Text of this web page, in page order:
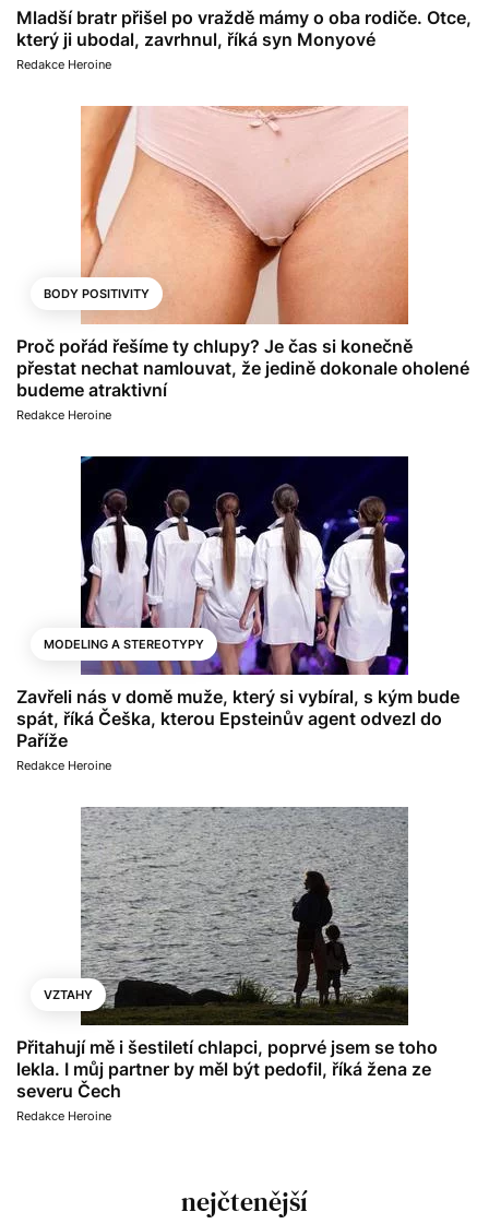
Mladší bratr přišel po vraždě mámy o oba rodiče. Otce,
který ji ubodal, zavrhnul, říká syn Monyové
Redakce Heroine
BODY POSITIVITY
Proč pořád řešíme ty chlupy? Je čas si konečně
přestat nechat namlouvat, že jedině dokonale oholené
budeme atraktivní
Redakce Heroine
MODELING A STEREOTYPY
Zavřeli nás v domě muže, který si vybíral, s kým bude
spát, říká Češka, kterou Epsteinův agent odvezl do
Paříže
Redakce Heroine
VZTAHY
Přitahují mě i šestiletí chlapci, poprvé jsem se toho
lekla. I můj partner by měl být pedofil, říká žena ze
severu Čech
Redakce Heroine
nejčtenější